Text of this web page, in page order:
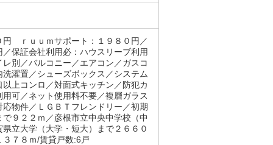
ｒｕｕｍサポート：１９８０円／
保証会社利用必：ハウスリーブ利用
別／バルコニー／エアコン／ガスコ
濯置／シューズボックス／システム
上コンロ／対面式キッチン／防犯カ
可／ネット使用料不要／複層ガラス
物件／ＬＧＢＴフレンドリー／初期
９２２ｍ／彦根市立中央中学校（中
立大学（大学・短大）まで２６６０
７８ｍ/賃貸戸数:6戸